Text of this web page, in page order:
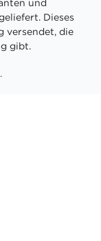
und
Dieses
versendet, die
gibt.